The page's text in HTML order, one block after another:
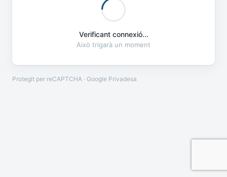
Verificant connexió...
Això trigarà un moment
Protegit per reCAPTCHA · Google Privadesa